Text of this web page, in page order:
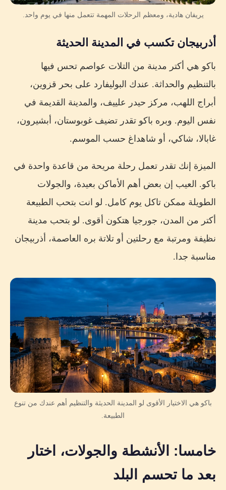
يريفان هادية، ومعظم الرحلات المهمة تتعمل منها في يوم واحد.
أذربيجان تكسب في المدينة الحديثة
باكو هي أكتر مدينة من التلات عواصم تحس فيها
بالتنظيم والحداثة. عندك البوليفارد على بحر قزوين،
أبراج اللهب، مركز حيدر علييف، والمدينة القديمة في
نفس اليوم. وبره باكو تقدر تضيف غوبوستان، أبشيرون،
غابالا، شاكي، أو شاهداغ حسب الموسم.
الميزة إنك تقدر تعمل رحلة مريحة من قاعدة واحدة في
باكو. العيب إن بعض أهم الأماكن بعيدة، والجولات
الطويلة ممكن تاكل يوم كامل. لو انت بتحب الطبيعة
أكتر من المدن، جورجيا هتكون أقوى. لو بتحب مدينة
نظيفة ومرتبة مع رحلتين أو تلاتة بره العاصمة، أذربيجان
مناسبة جدا.
باكو هي الاختيار الأقوى لو المدينة الحديثة والتنظيم أهم عندك من تنوع
الطبيعة.
خامسا: الأنشطة والجولات، اختار
بعد ما تحسم البلد